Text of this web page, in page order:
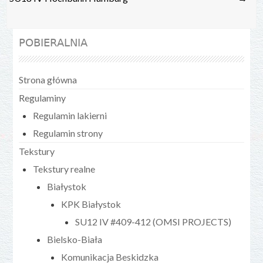
POBIERALNIA
Strona główna
Regulaminy
Regulamin lakierni
Regulamin strony
Tekstury
Tekstury realne
Białystok
KPK Białystok
SU12 IV #409-412 (OMSI PROJECTS)
Bielsko-Biała
Komunikacja Beskidzka